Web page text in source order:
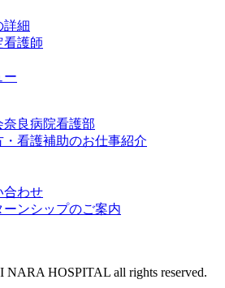
詳細
看護師
ー
良病院看護部
看護補助のお仕事紹介
合わせ
ンシップのご案内
HOSPITAL all rights reserved.